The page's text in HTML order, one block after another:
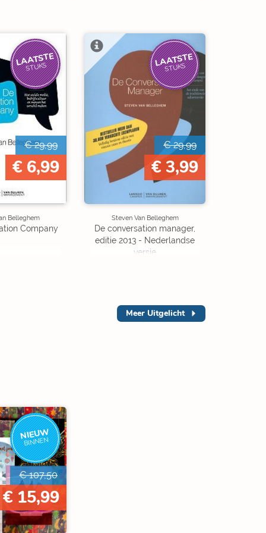
LAATSTE
STUKS
€ 29,99
€ 6,99
Belleghem
Company
LAATSTE
STUKS
€ 29,99
€ 3,99
Steven Van Belleghem
De conversation manager,
editie 2013 - Nederlandse
versie
Meer Uitgelicht
NIEUW
BINNEN
€ 107,50
€ 15,99